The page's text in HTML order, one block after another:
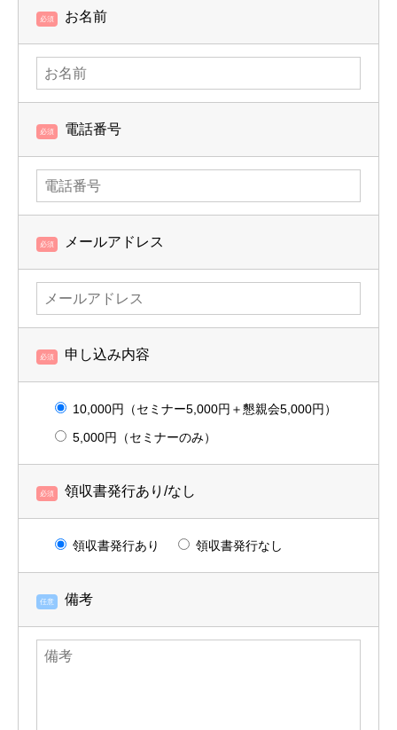
必須 お名前
必須 電話番号
必須 メールアドレス
必須 申し込み内容
10,000円（セミナー5,000円＋懇親会5,000円）
5,000円（セミナーのみ）
必須 領収書発行あり/なし
領収書発行あり 領収書発行なし
任意 備考